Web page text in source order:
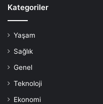
Kategoriler
Yaşam
Sağlık
Genel
Teknoloji
Ekonomi